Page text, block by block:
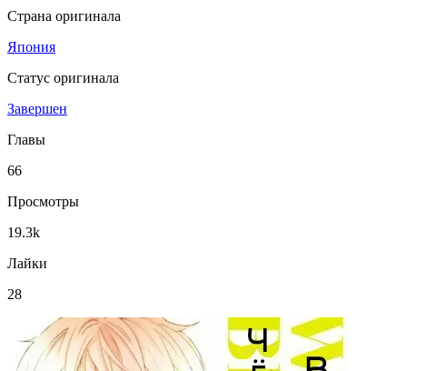
Страна оригинала
Япония
Статус оригинала
Завершен
Главы
66
Просмотры
19.3k
Лайки
28